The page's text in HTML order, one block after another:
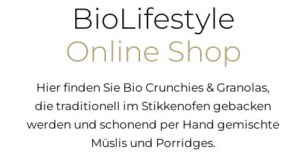
BioLifestyle
Online Shop
Hier finden Sie Bio Crunchies & Granolas,
die traditionell im Stikkenofen gebacken
werden und schonend per Hand gemischte
Müslis und Porridges.